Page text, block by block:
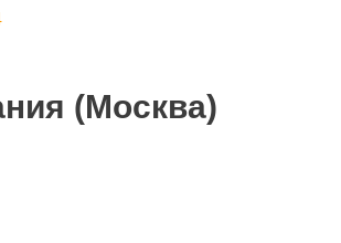
(Москва)